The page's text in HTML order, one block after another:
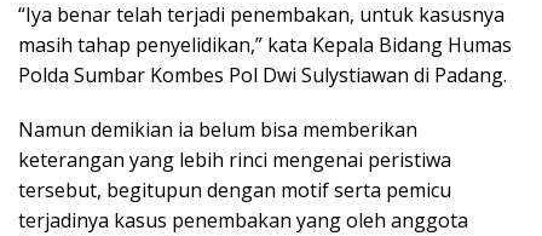
“Iya benar telah terjadi penembakan, untuk kasusnya
masih tahap penyelidikan,” kata Kepala Bidang Humas
Polda Sumbar Kombes Pol Dwi Sulystiawan di Padang.
Namun demikian ia belum bisa memberikan
keterangan yang lebih rinci mengenai peristiwa
tersebut, begitupun dengan motif serta pemicu
terjadinya kasus penembakan yang oleh anggota